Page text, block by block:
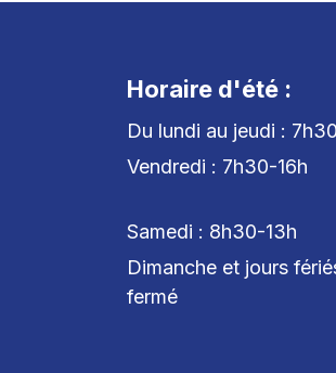
Horaire d'été :
Du lundi au jeudi :
Vendredi :
Samedi : 8h30-13h
Dimanche et jours
fermé